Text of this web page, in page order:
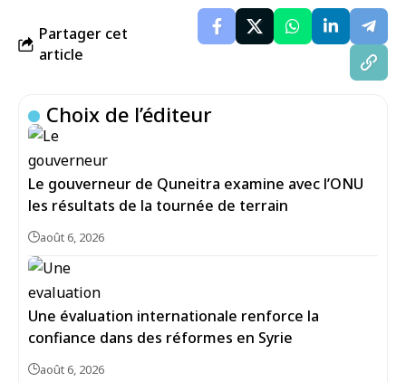
Partager cet
article
Choix de l’éditeur
Le gouverneur de Quneitra examine avec l’ONU
les résultats de la tournée de terrain
août 6, 2026
Une évaluation internationale renforce la
confiance dans des réformes en Syrie
août 6, 2026